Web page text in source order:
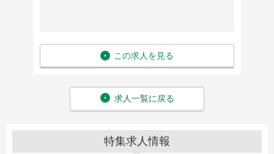
この求人を見る
求人一覧に戻る
特集求人情報